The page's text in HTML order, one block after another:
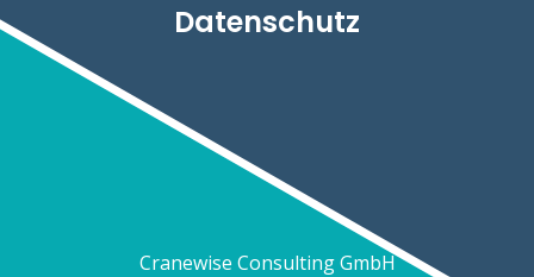
Datenschutz
Cranewise Consulting GmbH